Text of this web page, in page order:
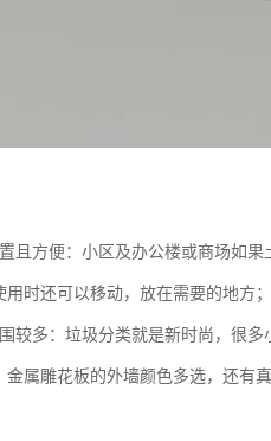
且方便：小区及办公楼或商场如
时还可以移动，放在需要的地方；
较多：垃圾分类就是新时尚，很
金属雕花板的外墙颜色多选，还有